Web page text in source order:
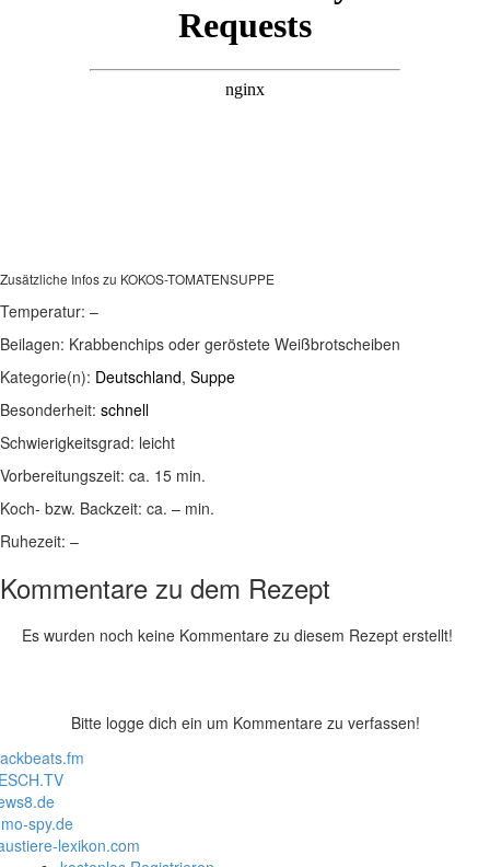
Zusätzliche Infos zu KOKOS-TOMATENSUPPE
Temperatur: –
Beilagen: Krabbenchips oder geröstete Weißbrotscheiben
Kategorie(n): Deutschland, Suppe
Besonderheit: schnell
Schwierigkeitsgrad: leicht
Vorbereitungszeit: ca. 15 min.
Koch- bzw. Backzeit: ca. – min.
Ruhezeit: –
Kommentare zu dem Rezept
Es wurden noch keine Kommentare zu diesem Rezept erstellt!
Bitte logge dich ein um Kommentare zu verfassen!
spy.de
lexikon.com